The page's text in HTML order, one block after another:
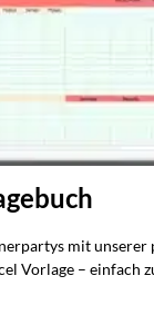
mit unserer
Vorlage – einfach